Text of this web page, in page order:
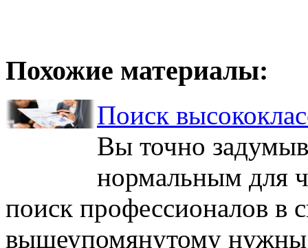
Похожие материалы:
Поиск
Вы точно
нормальным для
поиск профессионалов в
вышеупомянутому нужны